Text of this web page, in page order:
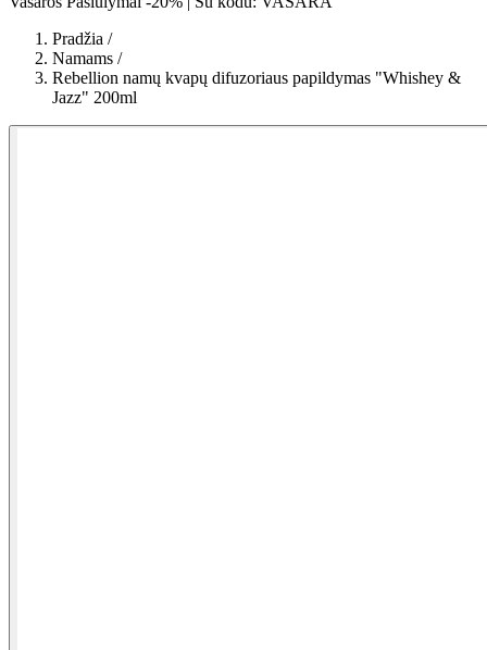
Pradžia /
Namams /
Rebellion namų kvapų difuzoriaus papildymas "Whishey &
Jazz" 200ml